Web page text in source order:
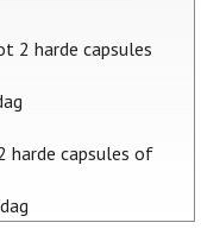
2 harde capsules
harde capsules of